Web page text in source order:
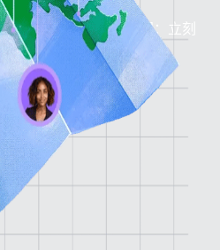
定合适人才。 到岗时间：立刻